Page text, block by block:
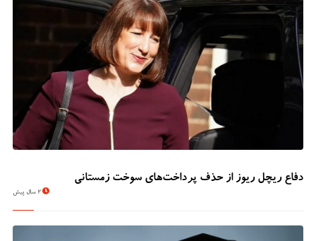
دفاع ریچل ریوز از حذف پرداخت‌های سوخت زمستانی
2 سال پیش